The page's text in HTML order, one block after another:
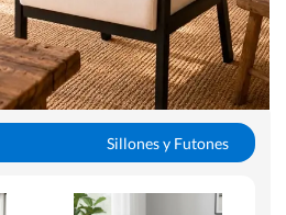
Sillones y Futones
Racks y Muebles TV